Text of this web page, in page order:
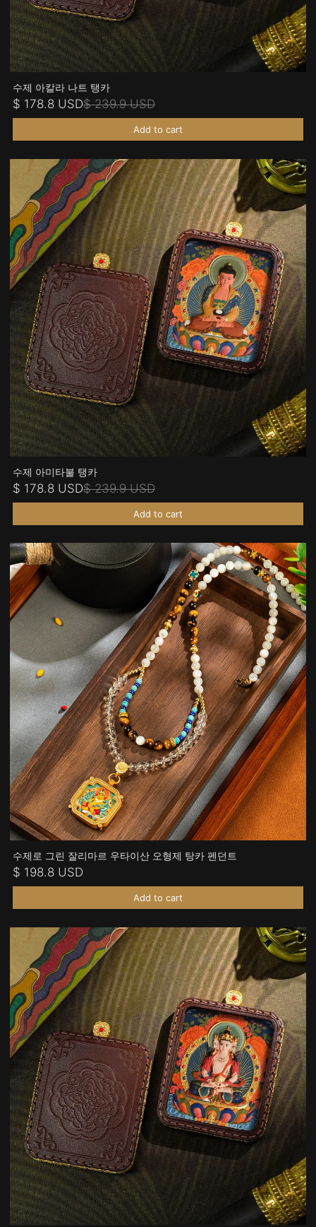
수제 아칼라 나트 탱카
$ 178.8 USD$ 239.9 USD
Add to cart
수제 아미타불 탱카
$ 178.8 USD$ 239.9 USD
Add to cart
수제로 그린 잘리마르 우타이산 오형제 탕카 펜던트
$ 198.8 USD
Add to cart